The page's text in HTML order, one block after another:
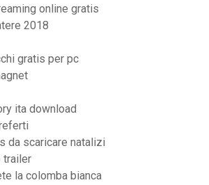
online gratis
2018
gratis per pc
ita download
da scaricare natalizi
trailer
la colomba bianca